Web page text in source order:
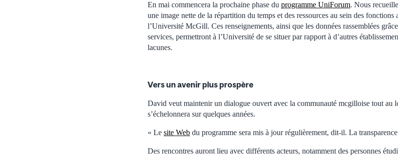
En mai commencera la prochaine phase du programme UniForum. Nous
une image nette de la répartition du temps et des ressources au sein des fonctions
l’Université McGill. Ces renseignements, ainsi que les données rassemblées
services, permettront à l’Université de se situer par rapport à d’autres
lacunes.
Vers un avenir plus prospère
David veut maintenir un dialogue ouvert avec la communauté mcgilloise tout au
s’échelonnera sur quelques années.
« Le site Web du programme sera mis à jour régulièrement, dit-il. La
Des rencontres auront lieu avec différents acteurs, notamment des personnes